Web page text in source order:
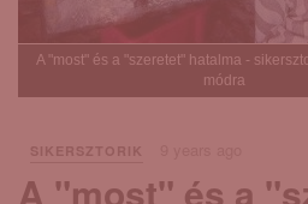
A "most" és a "szeretet" hatalma -
módra
SIKERSZTORIK
A "most" és a